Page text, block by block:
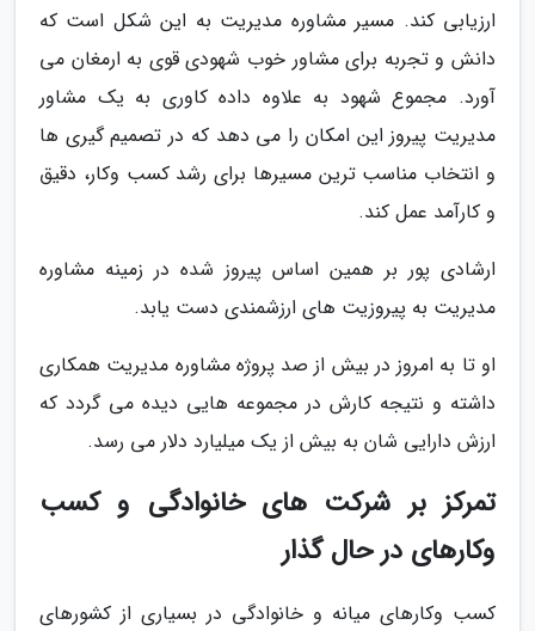
ارزیابی کند. مسیر مشاوره مدیریت به این شکل است که
دانش و تجربه برای مشاور خوب شهودی قوی به ارمغان می
آورد. مجموع شهود به علاوه داده کاوری به یک مشاور
مدیریت پیروز این امکان را می دهد که در تصمیم گیری ها
و انتخاب مناسب ترین مسیرها برای رشد کسب وکار، دقیق
و کارآمد عمل کند.
ارشادی پور بر همین اساس پیروز شده در زمینه مشاوره
مدیریت به پیروزیت های ارزشمندی دست یابد.
او تا به امروز در بیش از صد پروژه مشاوره مدیریت همکاری
داشته و نتیجه کارش در مجموعه هایی دیده می گردد که
ارزش دارایی شان به بیش از یک میلیارد دلار می رسد.
تمرکز بر شرکت های خانوادگی و کسب
وکارهای در حال گذار
کسب وکارهای میانه و خانوادگی در بسیاری از کشورهای